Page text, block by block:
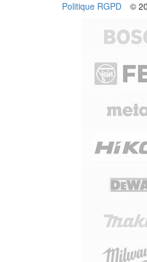
Politique RGPD
©